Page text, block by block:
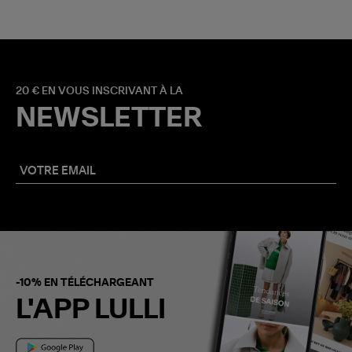
20 € EN VOUS INSCRIVANT À LA
NEWSLETTER
-10% EN TÉLÉCHARGEANT
L'APP LULLI